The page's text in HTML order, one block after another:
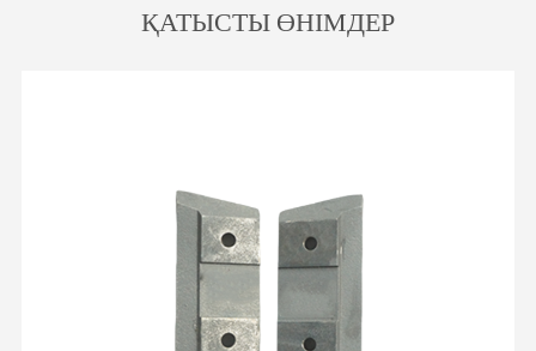
ҚАТЫСТЫ ӨНІМДЕР